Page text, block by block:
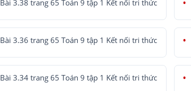
Bài 3.38 trang 65 Toán 9 tập 1 Kết nối tri thức
Bài 3.36 trang 65 Toán 9 tập 1 Kết nối tri thức
Bài 3.34 trang 65 Toán 9 tập 1 Kết nối tri thức